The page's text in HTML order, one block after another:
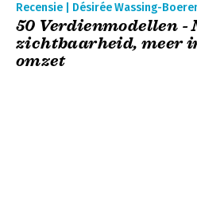
Recensie | Désirée Wassing-
50 Verdienmodellen -
zichtbaarheid, meer
omzet